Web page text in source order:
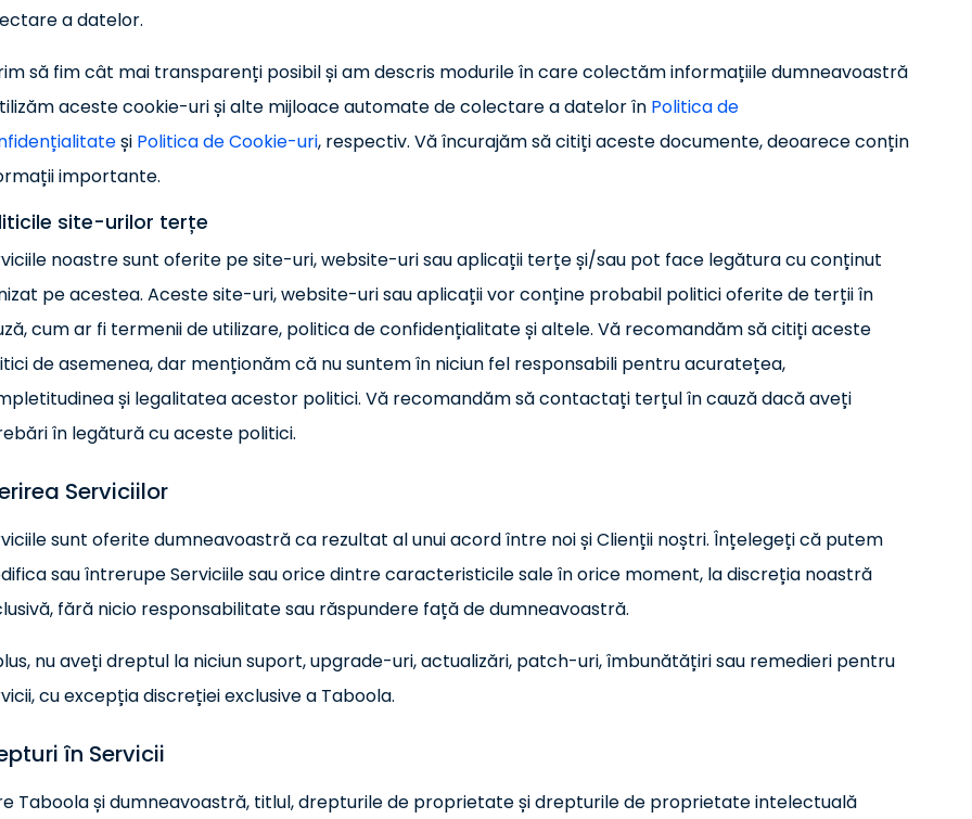
a datelor.
să fim cât mai transparenți posibil și am descris modurile în care colectăm informațiile dumneavoastră
aceste cookie-uri și alte mijloace automate de colectare a datelor în Politica de
și Politica de Cookie-uri, respectiv. Vă încurajăm să citiți aceste documente, deoarece conțin
importante.
site-urilor terțe
noastre sunt oferite pe site-uri, website-uri sau aplicații terțe și/sau pot face legătura cu conținut
pe acestea. Aceste site-uri, website-uri sau aplicații vor conține probabil politici oferite de terții în
cum ar fi termenii de utilizare, politica de confidențialitate și altele. Vă recomandăm să citiți aceste
de asemenea, dar menționăm că nu suntem în niciun fel responsabili pentru acuratețea,
și legalitatea acestor politici. Vă recomandăm să contactați terțul în cauză dacă aveți
în legătură cu aceste politici.
Serviciilor
sunt oferite dumneavoastră ca rezultat al unui acord între noi și Clienții noștri. Înțelegeți că putem
sau întrerupe Serviciile sau orice dintre caracteristicile sale în orice moment, la discreția noastră
fără nicio responsabilitate sau răspundere față de dumneavoastră.
nu aveți dreptul la niciun suport, upgrade-uri, actualizări, patch-uri, îmbunătățiri sau remedieri pentru
cu excepția discreției exclusive a Taboola.
în Servicii
Taboola și dumneavoastră, titlul, drepturile de proprietate și drepturile de proprietate intelectuală